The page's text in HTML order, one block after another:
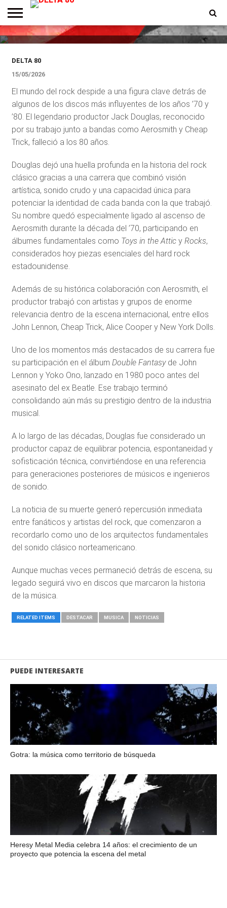
ENTREVISTAS
PREMIOS
PRODUCCIONES
PROGRAMACION
CONTACTO
HOMEPAGE
histórico de Aerosmith y Cheap
Trick, a los 80 años
DELTA 80
15/05/2026
El mundo del rock despide a una figura clave detrás de
algunos de los discos más influyentes de los años ’70 y
’80. El legendario productor Jack Douglas, reconocido
por su trabajo junto a bandas como Aerosmith y Cheap
Trick, falleció a los 80 años.
Douglas dejó una huella profunda en la historia del rock
clásico gracias a una carrera que combinó visión
artística, sonido crudo y una capacidad única para
potenciar la identidad de cada banda con la que trabajó.
Su nombre quedó especialmente ligado al ascenso de
Aerosmith durante la década del ’70, participando en
álbumes fundamentales como Toys in the Atticy Rocks,
considerados hoy piezas esenciales del hard rock
estadounidense.
Además de su histórica colaboración con Aerosmith, el
productor trabajó con artistas y grupos de enorme
relevancia dentro de la escena internacional, entre ellos
John Lennon, Cheap Trick, Alice Cooper y New York Dolls.
Uno de los momentos más destacados de su carrera fue
su participación en el álbum Double Fantasyde John
Lennon y Yoko Ono, lanzado en 1980 poco antes del
asesinato del ex Beatle. Ese trabajo terminó
consolidando aún más su prestigio dentro de la industria
musical.
A lo largo de las décadas, Douglas fue considerado un
productor capaz de equilibrar potencia, espontaneidad y
sofisticación técnica, convirtiéndose en una referencia
para generaciones posteriores de músicos e ingenieros
de sonido.
La noticia de su muerte generó repercusión inmediata
entre fanáticos y artistas del rock, que comenzaron a
recordarlo como uno de los arquitectos fundamentales
del sonido clásico norteamericano.
Aunque muchas veces permaneció detrás de escena, su
legado seguirá vivo en discos que marcaron la historia
de la música.
RELATED ITEMS DESTACAR MUSICA NOTICIAS
PUEDE INTERESARTE
Gotra: la música como territorio de búsqueda
Heresy Metal Media celebra 14 años: el crecimiento de un
proyecto que potencia la escena del metal